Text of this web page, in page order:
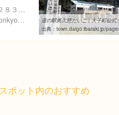
茨城県久慈郡大子町池田２８３０-１
http://www.ktr.mlit.go.jp/honkyoku/road/eki/station/iba_okukuji/index.html
出典： town.daigo.ibaraki.jp/page/
スポット内のおすすめ